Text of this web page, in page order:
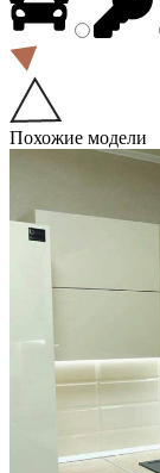
Похожие модели